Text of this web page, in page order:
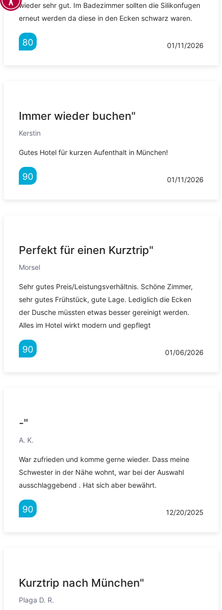
wieder sehr gut. Im Badezimmer sollten die Silikonfugen
erneut werden da diese in den Ecken schwarz waren.
80 01/11/2026
Immer wieder buchen"
Kerstin
Gutes Hotel für kurzen Aufenthalt in München!
90 01/11/2026
Perfekt für einen Kurztrip"
Morsel
Sehr gutes Preis/Leistungsverhältnis. Schöne Zimmer,
sehr gutes Frühstück, gute Lage. Lediglich die Ecken
der Dusche müssten etwas besser gereinigt werden.
Alles im Hotel wirkt modern und gepflegt
90 01/06/2026
-"
A. K.
War zufrieden und komme gerne wieder. Dass meine
Schwester in der Nähe wohnt, war bei der Auswahl
ausschlaggebend . Hat sich aber bewährt.
90 12/20/2025
Kurztrip nach München"
Plaga D. R.